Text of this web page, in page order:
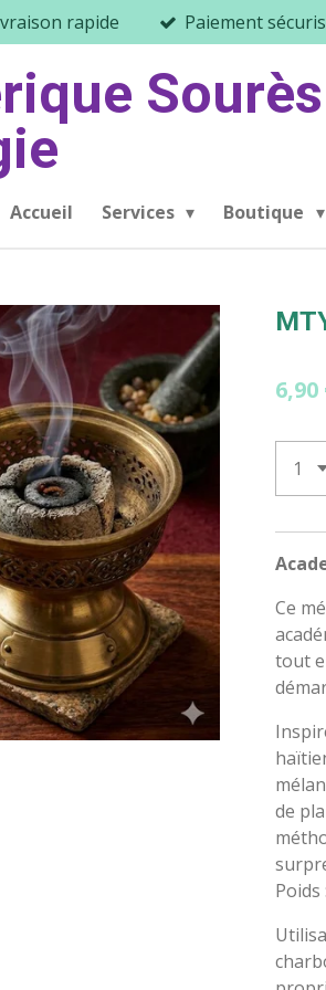
rapide Paiement
Accueil Services Boutique
6,90
Ce
tout
de
Poids